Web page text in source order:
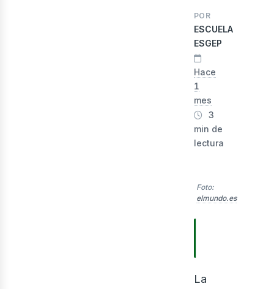
POR
ESCUELA
ESGEP
Hace
1
mes
3
min de
lectura
Foto:
elmundo.es
La